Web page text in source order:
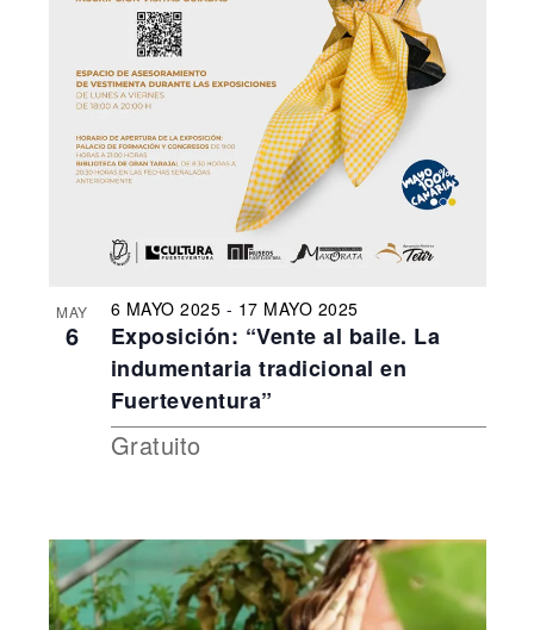
MAY
6
6 MAYO 2025 - 17 MAYO 2025
Exposición: “Vente al baile. La
indumentaria tradicional en
Fuerteventura”
Gratuito